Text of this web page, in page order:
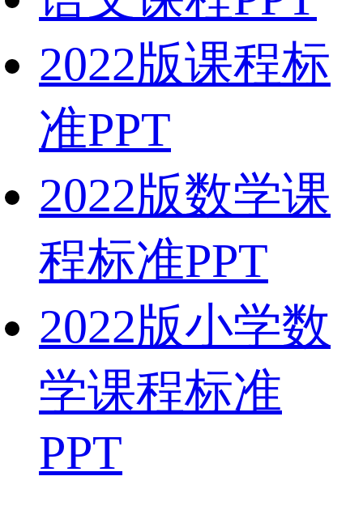
2022版课程标
准PPT
2022版数学课
程标准PPT
2022版小学数
学课程标准
PPT